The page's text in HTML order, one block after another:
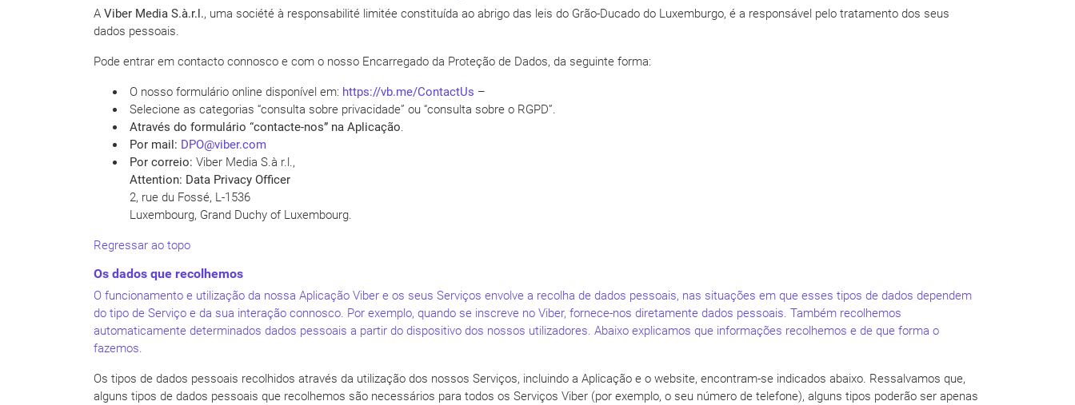
A Viber Media S.à.r.l., uma société à responsabilité limitée constituída ao abrigo das leis do Grão-Ducado do Luxemburgo, é a responsável pelo tratamento dos seus
dados pessoais.
Pode entrar em contacto connosco e com o nosso Encarregado da Proteção de Dados, da seguinte forma:
O nosso formulário online disponível em: https://vb.me/ContactUs –
Selecione as categorias “consulta sobre privacidade” ou “consulta sobre o RGPD”.
Através do formulário “contacte-nos” na Aplicação.
Por mail: DPO@viber.com
Por correio: Viber Media S.à r.l.,
Attention: Data Privacy Officer
2, rue du Fossé, L-1536
Luxembourg, Grand Duchy of Luxembourg.
Regressar ao topo
Os dados que recolhemos
O funcionamento e utilização da nossa Aplicação Viber e os seus Serviços envolve a recolha de dados pessoais, nas situações em que esses tipos de dados dependem
do tipo de Serviço e da sua interação connosco. Por exemplo, quando se inscreve no Viber, fornece-nos diretamente dados pessoais. Também recolhemos
automaticamente determinados dados pessoais a partir do dispositivo dos nossos utilizadores. Abaixo explicamos que informações recolhemos e de que forma o
fazemos.
Os tipos de dados pessoais recolhidos através da utilização dos nossos Serviços, incluindo a Aplicação e o website, encontram-se indicados abaixo. Ressalvamos que,
alguns tipos de dados pessoais que recolhemos são necessários para todos os Serviços Viber (por exemplo, o seu número de telefone), alguns tipos poderão ser apenas